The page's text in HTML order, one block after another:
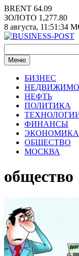
Перейти
к
содержимому
BRENT 64.09
ЗОЛОТО 1,277.80
8 августа, 11:51:35
Меню
БИЗНЕС
НЕФТЬ
ПОЛИТИКА
ФИНАНСЫ
ЭКОНОМИКА
ОБЩЕСТВО
МОСКВА
общество